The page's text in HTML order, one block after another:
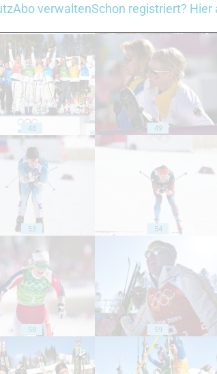
48 49
53 54
58 59
Abo verwaltenSchon registriert? Hier